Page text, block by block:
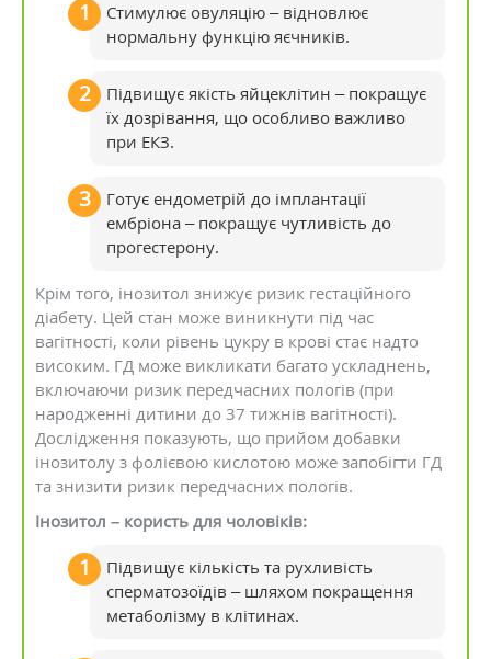
Стимулює овуляцію – відновлює
нормальну функцію яєчників.
Підвищує якість яйцеклітин – покращує
їх дозрівання, що особливо важливо
при ЕКЗ.
Готує ендометрій до імплантації
ембріона – покращує чутливість до
прогестерону.
Крім того, інозитол знижує ризик гестаційного
діабету. Цей стан може виникнути під час
вагітності, коли рівень цукру в крові стає надто
високим. ГД може викликати багато ускладнень,
включаючи ризик передчасних пологів (при
народженні дитини до 37 тижнів вагітності).
Дослідження показують, що прийом добавки
інозитолу з фолієвою кислотою може запобігти ГД
та знизити ризик передчасних пологів.
Інозитол – користь для чоловіків:
Підвищує кількість та рухливість
сперматозоїдів – шляхом покращення
метаболізму в клітинах.